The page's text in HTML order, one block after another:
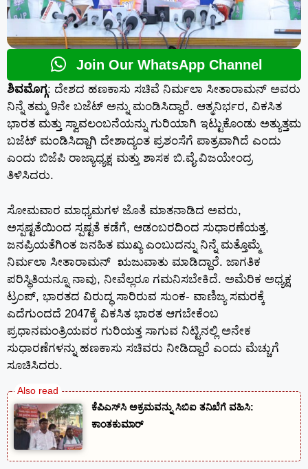
Join Our WhatsApp Channel
ಶಿವಮೊಗ್ಗ: ದೇಶದ ಹಣಕಾಸು ಸಚಿವೆ ನಿರ್ಮಲಾ ಸೀತಾರಾಮನ್ ಅವರು
ನಿನ್ನೆ ತಮ್ಮ 9ನೇ ಬಜೆಟ್ ಅನ್ನು ಮಂಡಿಸಿದ್ದಾರೆ. ಆತ್ಮನಿರ್ಭರ, ವಿಕಸಿತ
ಭಾರತ ಮತ್ತು ಸ್ವಾವಲಂಬನೆಯನ್ನು ಗುರಿಯಾಗಿ ಇಟ್ಟುಕೊಂಡು ಅತ್ಯುತ್ತಮ
ಬಜೆಟ್ ಮಂಡಿಸಿದ್ದಾಗಿ ದೇಶಾದ್ಯಂತ ಪ್ರಶಂಸೆಗೆ ಪಾತ್ರವಾಗಿದೆ ಎಂದು
ಎಂದು ಬಿಜೆಪಿ ರಾಜ್ಯಾಧ್ಯಕ್ಷ ಮತ್ತು ಶಾಸಕ ಬಿ.ವೈ.ವಿಜಯೇಂದ್ರ
ತಿಳಿಸಿದರು.
ಸೋಮವಾರ ಮಾಧ್ಯಮಗಳ ಜೊತೆ ಮಾತನಾಡಿದ ಅವರು,
ಅಸ್ಪಷ್ಟತೆಯಿಂದ ಸ್ಪಷ್ಟತೆ ಕಡೆಗೆ, ಆಡಂಬರದಿಂದ ಸುಧಾರಣೆಯತ್ತ,
ಜನಪ್ರಿಯತೆಗಿಂತ ಜನಹಿತ ಮುಖ್ಯ ಎಂಬುದನ್ನು ನಿನ್ನೆ ಮತ್ತೊಮ್ಮೆ
ನಿರ್ಮಲಾ ಸೀತಾರಾಮನ್ ಋಜುವಾತು ಮಾಡಿದ್ದಾರೆ. ಜಾಗತಿಕ
ಪರಿಸ್ಥಿತಿಯನ್ನೂ ನಾವು, ನೀವೆಲ್ಲರೂ ಗಮನಿಸಬೇಕಿದೆ. ಅಮೆರಿಕ ಅಧ್ಯಕ್ಷ
ಟ್ರಂಪ್, ಭಾರತದ ವಿರುದ್ಧ ಸಾರಿರುವ ಸುಂಕ- ವಾಣಿಜ್ಯ ಸಮರಕ್ಕೆ
ಎದೆಗುಂದದೆ 2047ಕ್ಕೆ ವಿಕಸಿತ ಭಾರತ ಆಗಬೇಕೆಂಬ
ಪ್ರಧಾನಮಂತ್ರಿಯವರ ಗುರಿಯತ್ತ ಸಾಗುವ ನಿಟ್ಟಿನಲ್ಲಿ ಅನೇಕ
ಸುಧಾರಣೆಗಳನ್ನು ಹಣಕಾಸು ಸಚಿವರು ನೀಡಿದ್ದಾರೆ ಎಂದು ಮೆಚ್ಚುಗೆ
ಸೂಚಿಸಿದರು.
ಕೆಪಿಎಸ್‍ಸಿ ಅಕ್ರಮವನ್ನು ಸಿಬಿಐ ತನಿಖೆಗೆ ವಹಿಸಿ:
ಕಾಂತಕುಮಾರ್